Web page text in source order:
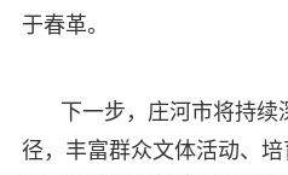
于春革。
下一步，庄河市将持续
径，丰富群众文体活动、